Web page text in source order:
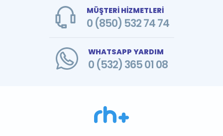
MÜŞTERİ HİZMETLERİ
0 (850) 532 74 74
WHATSAPP YARDIM
0 (532) 365 01 08